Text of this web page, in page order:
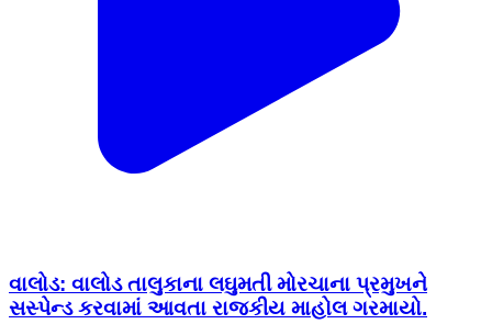
વાલોડ: વાલોડ તાલુકાના લઘુમતી મોરચાના પ્રમુખને
સસ્પેન્ડ કરવામાં આવતા રાજકીય માહોલ ગરમાયો.